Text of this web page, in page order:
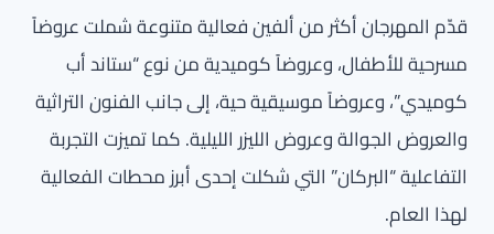
قدّم المهرجان أكثر من ألفين فعالية متنوعة شملت عروضاً
مسرحية للأطفال، وعروضاً كوميدية من نوع “ستاند أب
كوميدي”، وعروضاً موسيقية حية، إلى جانب الفنون التراثية
والعروض الجوالة وعروض الليزر الليلية. كما تميزت التجربة
التفاعلية “البركان” التي شكلت إحدى أبرز محطات الفعالية
لهذا العام.